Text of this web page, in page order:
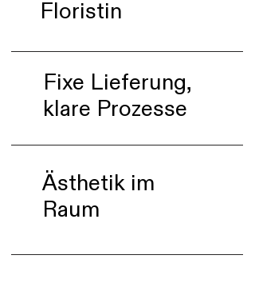
Floristin
Fixe Lieferung,
klare Prozesse
Ästhetik im
Raum